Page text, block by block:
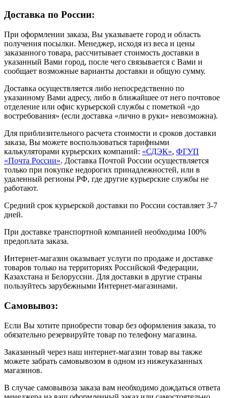
Доставка по России:
При оформлении заказа, Вы указываете город и область
получения посылки. Менеджер, исходя из веса и цены
заказанного товара, рассчитывает стоимость доставки в
указанный Вами город, после чего связывается с Вами и
сообщает возможные варианты доставки и общую сумму.
Доставка осуществляется либо непосредственно по
указанному Вами адресу, либо в ближайшее от него почтовое
отделение или офис курьерской службы с пометкой «до
востребования» (если доставка «лично в руки» невозможна).
Для приблизительного расчета стоимости и сроков доставки
заказа, Вы можете воспользоваться тарифными
калькуляторами курьерских компаний: «СДЭК», ФГУП
«Почта России». Доставка Почтой России осуществляется
только при покупке недорогих принадлежностей, или в
удаленный регионы РФ, где другие курьерские службы не
работают.
Средний срок курьерской доставки по России составляет 3-7
дней.
При доставке транспортной компанией необходима 100%
предоплата заказа.
Интернет-магазин оказывает услуги по продаже и доставке
товаров только на территориях Российской Федерации,
Казахстана и Белоруссии. Для доставки в другие страны
пользуйтесь зарубежными Интернет-магазинами.
Самовывоз:
Если Вы хотите приобрести товар без оформления заказа, то
обязательно резервируйте товар по телефону магазина.
Заказанный через наш интернет-магазин товар вы также
можете забрать самовывозом в одном из нижеуказанных
магазинов.
В случае самовывоза заказа вам необходимо дождаться ответа